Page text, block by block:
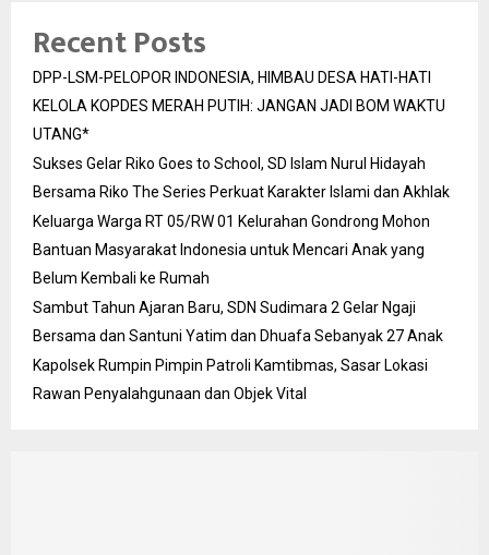
Recent Posts
DPP-LSM-PELOPOR INDONESIA, HIMBAU DESA HATI-HATI
KELOLA KOPDES MERAH PUTIH: JANGAN JADI BOM WAKTU
UTANG*
Sukses Gelar Riko Goes to School, SD Islam Nurul Hidayah
Bersama Riko The Series Perkuat Karakter Islami dan Akhlak
Keluarga Warga RT 05/RW 01 Kelurahan Gondrong Mohon
Bantuan Masyarakat Indonesia untuk Mencari Anak yang
Belum Kembali ke Rumah
Sambut Tahun Ajaran Baru, SDN Sudimara 2 Gelar Ngaji
Bersama dan Santuni Yatim dan Dhuafa Sebanyak 27 Anak
Kapolsek Rumpin Pimpin Patroli Kamtibmas, Sasar Lokasi
Rawan Penyalahgunaan dan Objek Vital